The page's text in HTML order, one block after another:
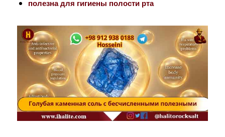
полезна для гигиены полости рта